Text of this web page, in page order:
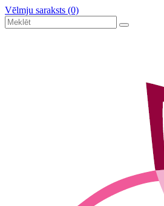
Vēlmju saraksts (0)